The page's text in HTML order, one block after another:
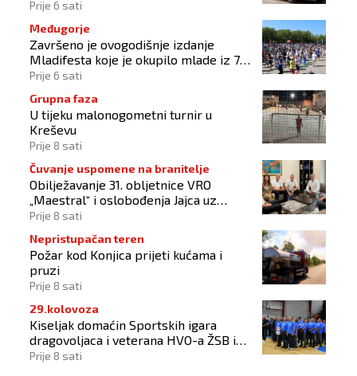
Prije 6 sati
Međugorje
Završeno je ovogodišnje izdanje
Mladifesta koje je okupilo mlade iz 73
zemlje svijeta
Prije 6 sati
Grupna faza
U tijeku malonogometni turnir u
Kreševu
Prije 8 sati
Čuvanje uspomene na branitelje
Obilježavanje 31. obljetnice VRO
„Maestral“ i oslobođenja Jajca uz
pokroviteljstvo HNS-a BiH
Prije 8 sati
Nepristupačan teren
Požar kod Konjica prijeti kućama i
pruzi
Prije 8 sati
29.kolovoza
Kiseljak domaćin Sportskih igara
dragovoljaca i veterana HVO-a ŽSB i
Dana branitelja
Prije 8 sati